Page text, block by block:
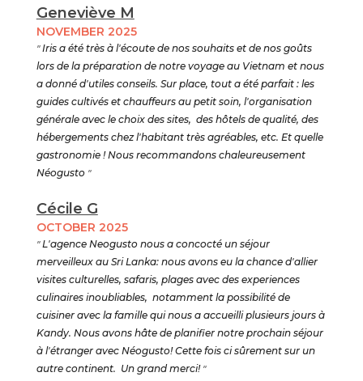
Geneviève M
NOVEMBER 2025
"Iris a été très à l'écoute de nos souhaits et de nos goûts
lors de la préparation de notre voyage au Vietnam et nous
a donné d'utiles conseils. Sur place, tout a été parfait : les
guides cultivés et chauffeurs au petit soin, l'organisation
générale avec le choix des sites, des hôtels de qualité, des
hébergements chez l'habitant très agréables, etc. Et quelle
gastronomie ! Nous recommandons chaleureusement
Néogusto"
Cécile G
OCTOBER 2025
"L'agence Neogusto nous a concocté un séjour
merveilleux au Sri Lanka: nous avons eu la chance d'allier
visites culturelles, safaris, plages avec des experiences
culinaires inoubliables, notamment la possibilité de
cuisiner avec la famille qui nous a accueilli plusieurs jours à
Kandy. Nous avons hâte de planifier notre prochain séjour
à l'étranger avec Néogusto! Cette fois ci sûrement sur un
autre continent. Un grand merci!"